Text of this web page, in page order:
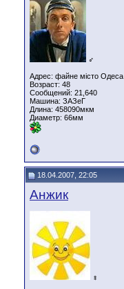
♂
Адрес: файне місто Одеса
Возраст: 48
Сообщений: 21,640
Машина: ЗАЗеГ
Длина: 458090мкм
Диаметр: 66мм
18.04.2007, 22:05
Анжик
♀